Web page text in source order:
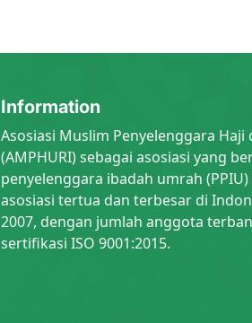
Information
Asosiasi Muslim Penyelenggara
(AMPHURI) sebagai asosiasi yang
penyelenggara ibadah umrah
asosiasi tertua dan terbesar di
2007, dengan jumlah anggota
sertifikasi ISO 9001:2015.